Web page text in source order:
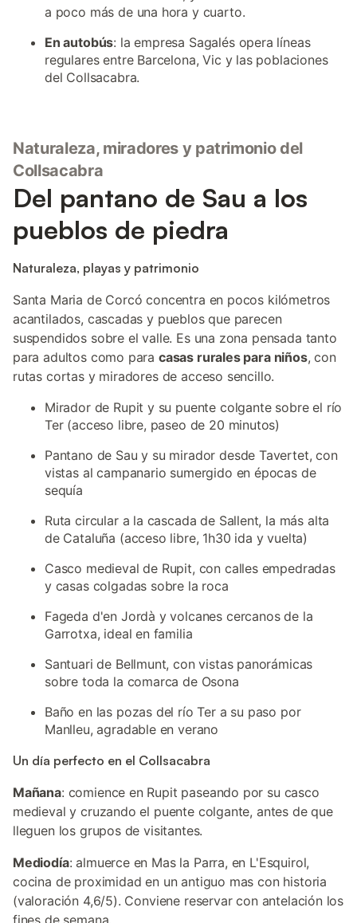
a poco más de una hora y cuarto.
En autobús: la empresa Sagalés opera líneas
regulares entre Barcelona, Vic y las poblaciones
del Collsacabra.
Naturaleza, miradores y patrimonio del
Collsacabra
Del pantano de Sau a los
pueblos de piedra
Naturaleza, playas y patrimonio
Santa Maria de Corcó concentra en pocos kilómetros
acantilados, cascadas y pueblos que parecen
suspendidos sobre el valle. Es una zona pensada tanto
para adultos como para casas rurales para niños, con
rutas cortas y miradores de acceso sencillo.
Mirador de Rupit y su puente colgante sobre el río
Ter (acceso libre, paseo de 20 minutos)
Pantano de Sau y su mirador desde Tavertet, con
vistas al campanario sumergido en épocas de
sequía
Ruta circular a la cascada de Sallent, la más alta
de Cataluña (acceso libre, 1h30 ida y vuelta)
Casco medieval de Rupit, con calles empedradas
y casas colgadas sobre la roca
Fageda d'en Jordà y volcanes cercanos de la
Garrotxa, ideal en familia
Santuari de Bellmunt, con vistas panorámicas
sobre toda la comarca de Osona
Baño en las pozas del río Ter a su paso por
Manlleu, agradable en verano
Un día perfecto en el Collsacabra
Mañana: comience en Rupit paseando por su casco
medieval y cruzando el puente colgante, antes de que
lleguen los grupos de visitantes.
Mediodía: almuerce en Mas la Parra, en L'Esquirol,
cocina de proximidad en un antiguo mas con historia
(valoración 4,6/5). Conviene reservar con antelación los
fines de semana.